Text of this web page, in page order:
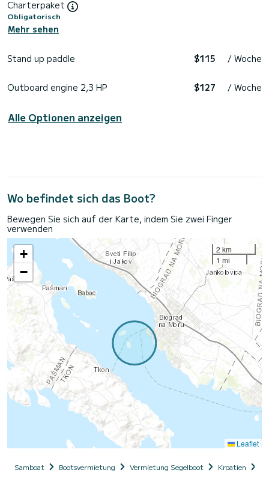
Charterpaket
Obligatorisch
Mehr sehen
Stand up paddle $115 / Woche
Outboard engine 2,3 HP $127 / Woche
Alle Optionen anzeigen
Wo befindet sich das Boot?
Bewegen Sie sich auf der Karte, indem Sie zwei Finger
verwenden
+
−
2 km
1 mi
Leaflet
Samboat Bootsvermietung Vermietung Segelboot Kroatien